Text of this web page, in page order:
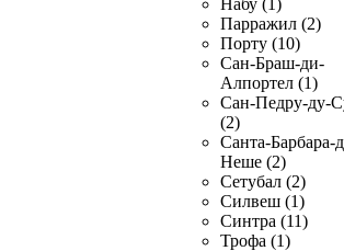
Набу (1)
Парражил (2)
Порту (10)
Сан-Браш-ди-
Алпортел (1)
Сан-Педру-ду-
(2)
Санта-Барбара-
Неше (2)
Сетубал (2)
Силвеш (1)
Синтра (11)
Трофа (1)